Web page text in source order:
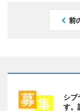
前
シブ
す。